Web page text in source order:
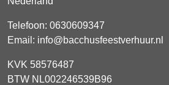
Telefoon: 0630609347
Email: info@bacchusfeestverhuur.nl
KVK 58576487
BTW NL002246539B96